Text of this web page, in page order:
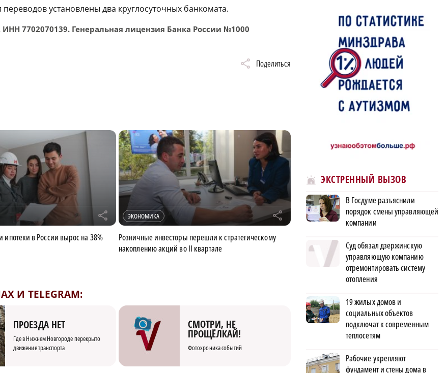
установлены два круглосуточных банкомата.
7702070139. Генеральная лицензия Банка России №1000
Поделиться
r
ипотеки в России вырос на 38%
ЭКОНОМИКА r
Розничные инвесторы перешли к стратегическому
накоплению акций во II квартале
И TELEGRAM:
ПРОЕЗДА НЕТ
Где в Нижнем Новгороде перекрыто
движение транспорта
СМОТРИ, НЕ
ПРОЩЁЛКАЙ!
Фотохроника событий
ЭКСТРЕННЫЙ ВЫЗОВ
В Госдуме разъяснили
порядок смены управляющей
компании
Суд обязал дзержинскую
управляющую компанию
отремонтировать систему
отопления
19 жилых домов и
социальных объектов
подключат к современным
теплосетям
Рабочие укрепляют
фундамент и стены дома в